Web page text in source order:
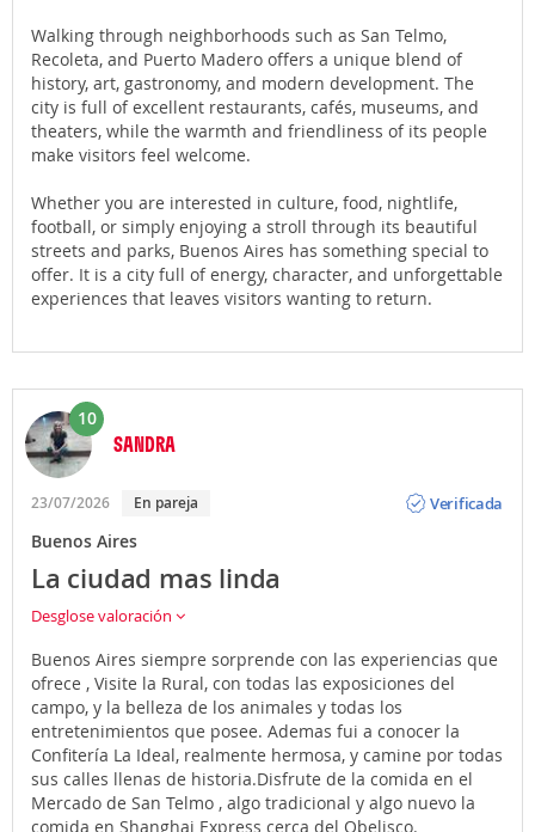
Walking through neighborhoods such as San Telmo,
Recoleta, and Puerto Madero offers a unique blend of
history, art, gastronomy, and modern development. The
city is full of excellent restaurants, cafés, museums, and
theaters, while the warmth and friendliness of its people
make visitors feel welcome.
Whether you are interested in culture, food, nightlife,
football, or simply enjoying a stroll through its beautiful
streets and parks, Buenos Aires has something special to
offer. It is a city full of energy, character, and unforgettable
experiences that leaves visitors wanting to return.
10
SANDRA
23/07/2026 En pareja
Verificada
Buenos Aires
La ciudad mas linda
Desglose valoración
Buenos Aires siempre sorprende con las experiencias que
ofrece , Visite la Rural, con todas las exposiciones del
campo, y la belleza de los animales y todas los
entretenimientos que posee. Ademas fui a conocer la
Confitería La Ideal, realmente hermosa, y camine por todas
sus calles llenas de historia.Disfrute de la comida en el
Mercado de San Telmo , algo tradicional y algo nuevo la
comida en Shanghai Express cerca del Obelisco.